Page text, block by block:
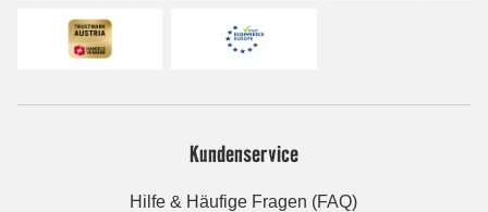
Kundenservice
Hilfe & Häufige Fragen (FAQ)